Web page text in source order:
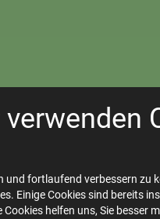
verwenden
und fortlaufend verbessern
Einige Cookies sind bereits
helfen uns, Sie besser